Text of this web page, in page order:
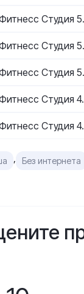
Студия
Студия
Студия
Студия
Студия
, Без интернета